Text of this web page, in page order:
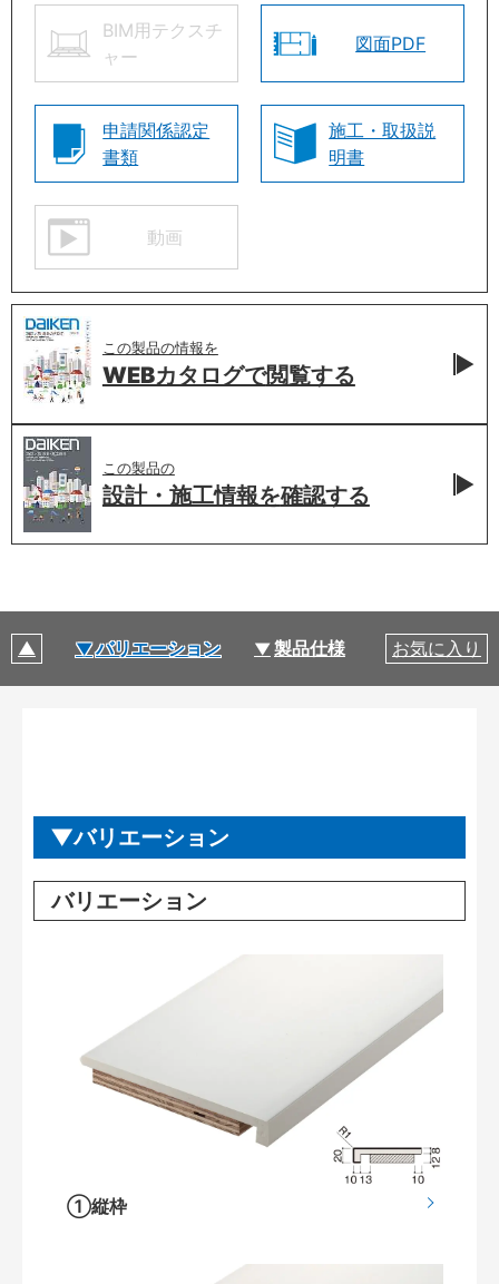
BIM用テクスチ
ャー
図面PDF
申請関係認定
書類
施工・取扱説
明書
動画
この製品の情報を
WEBカタログで閲覧する
この製品の
設計・施工情報を確認する
バリエーション 製品仕様 製品特長
お気に入り
バリエーション
バリエーション
①縦枠